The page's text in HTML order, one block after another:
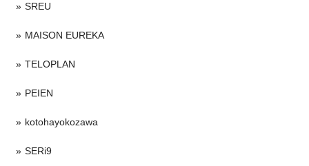
SREU
MAISON EUREKA
TELOPLAN
PEIEN
kotohayokozawa
SERi9